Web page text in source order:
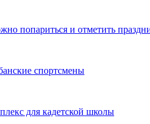
попариться и отметить
спортсмены
для кадетской школы